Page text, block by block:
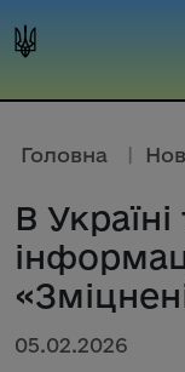
Головна |
В
05.02.2026